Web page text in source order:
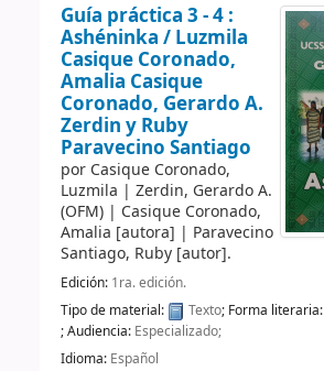
Guía práctica 3 - 4 :
Ashéninka / Luzmila
Casique Coronado,
Amalia Casique
Coronado, Gerardo A.
Zerdin y Ruby
Paravecino Santiago
por Casique Coronado,
Luzmila | Zerdin, Gerardo A.
(OFM)| Casique Coronado,
Amalia [autora] | Paravecino
Santiago, Ruby[autor].
Edición: 1ra. edición.
Tipo de material:
Texto; Forma literaria:
; Audiencia: Especializado;
Idioma: Español